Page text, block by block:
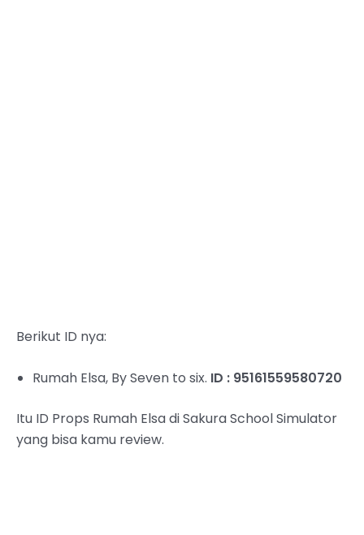
Berikut ID nya:
Rumah Elsa, By Seven to six. ID : 95161559580720
Itu ID Props Rumah Elsa di Sakura School Simulator
yang bisa kamu review.